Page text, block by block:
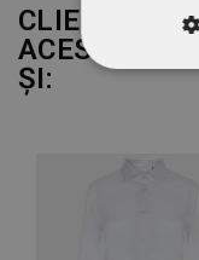
CLIENȚII
ACEST
ȘI: